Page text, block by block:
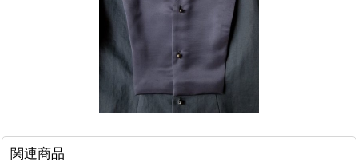
関連商品